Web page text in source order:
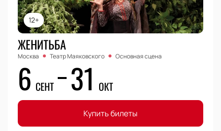
12+
ЖЕНИТЬБА
Москва Театр Маяковского Основная сцена
6 СЕНТ 31 ОКТ
Купить билеты